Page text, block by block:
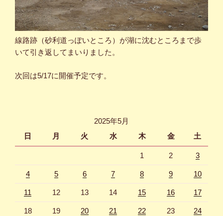
線路跡（砂利道っぽいところ）が湖に沈むところまで歩
いて引き返してまいりました。
次回は5/17に開催予定です。
2025年5月
日
月 火 水 木 金 土
1 2 3
4 5 6 7 8 9 10
11 12 13 14 15 16 17
18 19 20 21 22 23 24